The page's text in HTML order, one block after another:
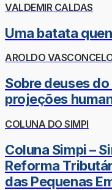
VALDEMIR CALDAS
Uma batata
AROLDO
Sobre deuses
projeções
COLUNA DO SIMPI
Coluna Simpi –
Reforma
das Pequenas